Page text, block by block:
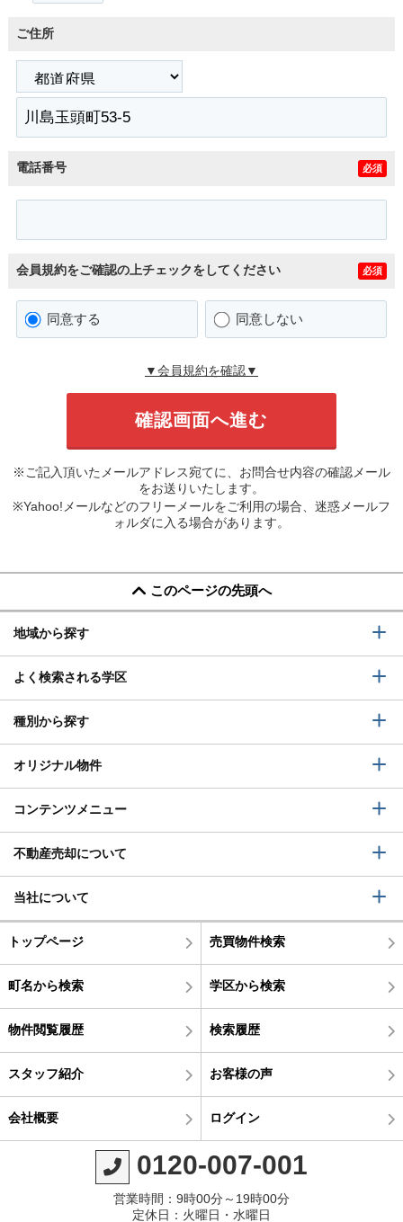
ご住所
電話番号 必須
会員規約をご確認の上チェックをしてください 必須
同意する 同意しない
▼会員規約を確認▼
※ご記入頂いたメールアドレス宛てに、お問合せ内容の確認メール
をお送りいたします。
※Yahoo!メールなどのフリーメールをご利用の場合、迷惑メールフ
ォルダに入る場合があります。
このページの先頭へ
地域から探す
よく検索される学区
種別から探す
オリジナル物件
コンテンツメニュー
不動産売却について
当社について
トップページ 売買物件検索
町名から検索 学区から検索
物件閲覧履歴 検索履歴
スタッフ紹介 お客様の声
会社概要 ログイン
0120-007-001
営業時間：9時00分～19時00分
定休日：火曜日・水曜日